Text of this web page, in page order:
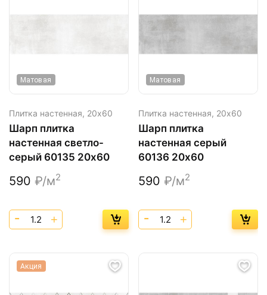
Матовая
Плитка настенная, 20х60
Шарп плитка
настенная светло-
серый 60135 20х60
590 ₽/м2
Матовая
Плитка настенная, 20х60
Шарп плитка
настенная серый
60136 20х60
590 ₽/м2
Акция